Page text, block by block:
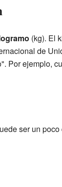
(kg). El
de
Por ejemplo,
ser un